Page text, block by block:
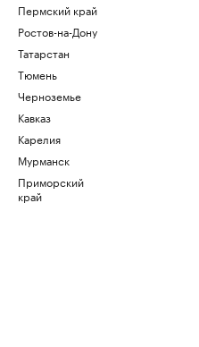
Пермский край
Ростов-на-Дону
Татарстан
Тюмень
Черноземье
Кавказ
Карелия
Мурманск
Приморский
край